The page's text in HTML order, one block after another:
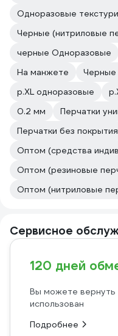
Одноразовые
Черные (нитриловые
черные Одноразовые
На манжете
Черные
р.XL одноразовые
0.2 мм
Перчатки
Перчатки без покрытия
Оптом (средства
Оптом (резиновые
Оптом (нитриловые
Сервисное
120 дней
Вы можете вернуть
использован
Подробнее